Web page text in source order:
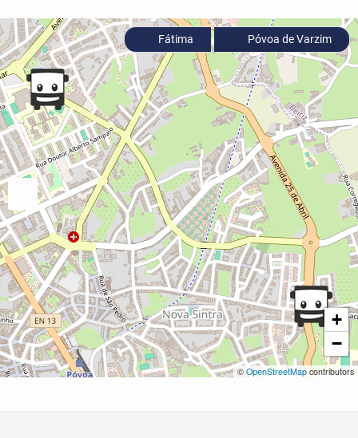
+
−
© OpenStreetMap contributors
Fátima Póvoa de Varzim